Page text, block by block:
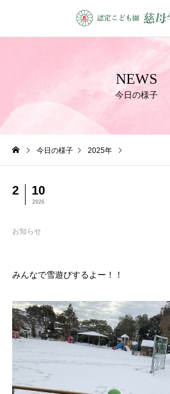
NEWS
今日の様子
今日の様子 2025年
2 10
2026
お知らせ
みんなで雪遊びするよー！！